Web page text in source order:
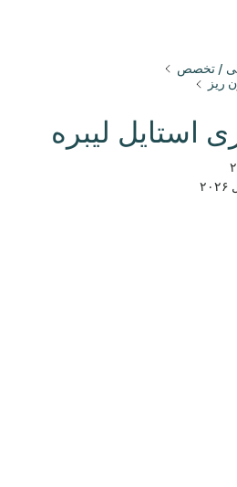
/ تخصص
ریز
استایل لیبره